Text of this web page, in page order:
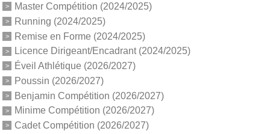
Master Compétition (2024/2025)
Running (2024/2025)
Remise en Forme (2024/2025)
Licence Dirigeant/Encadrant (2024/2025)
Éveil Athlétique (2026/2027)
Poussin (2026/2027)
Benjamin Compétition (2026/2027)
Minime Compétition (2026/2027)
Cadet Compétition (2026/2027)